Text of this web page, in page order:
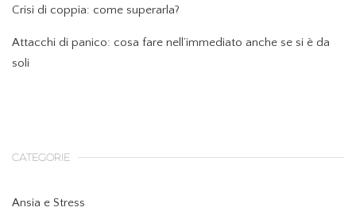
Crisi di coppia: come superarla?
Attacchi di panico: cosa fare nell’immediato anche se si è da
soli
CATEGORIE
Ansia e Stress